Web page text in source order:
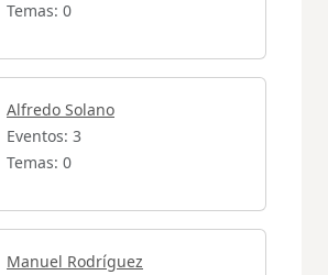
Temas: 0
Alfredo Solano
Eventos: 3
Temas: 0
Manuel Rodríguez